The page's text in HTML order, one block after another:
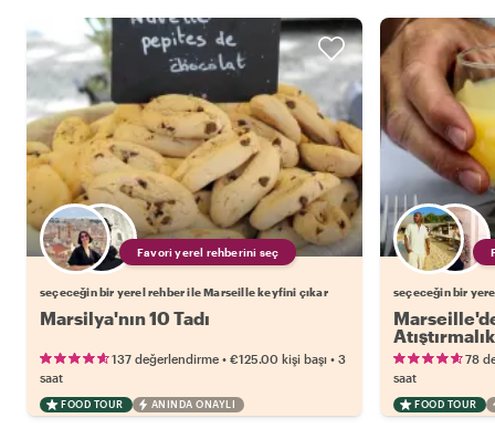
Favori yerel rehberini seç
seçeceğin bir yerel rehber ile Marseille keyfini çıkar
Marsilya'nın 10 Tadı
137 değerlendirme • €125.00 kişi başı • 3
saat
FOOD TOUR ANINDA ONAYLI
seçeceğin bir
78
saat
FOOD TOUR